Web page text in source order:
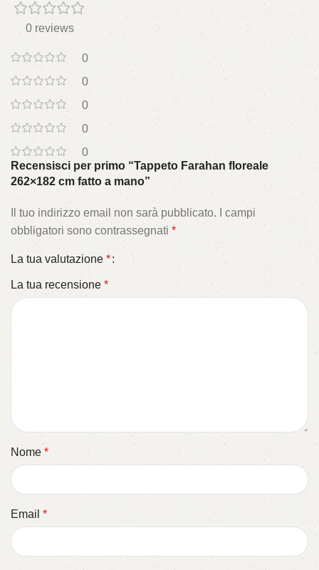
0 reviews
0
0
0
0
0
Recensisci per primo “Tappeto Farahan floreale
262×182 cm fatto a mano”
Il tuo indirizzo email non sarà pubblicato.
I campi
obbligatori sono contrassegnati *
La tua valutazione *
La tua recensione *
Nome *
Email *